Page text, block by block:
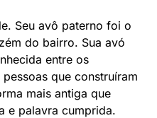
Seu avô paterno foi o
do bairro. Sua avó
entre os
que construíram
mais antiga que
e palavra cumprida.